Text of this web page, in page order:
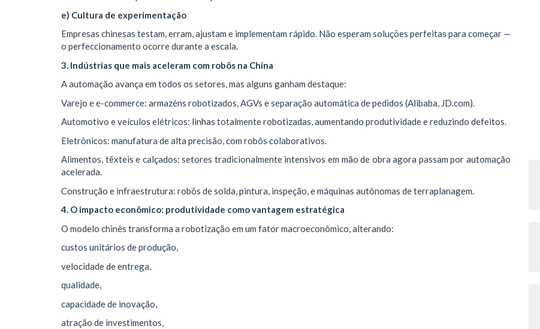
e) Cultura de experimentação
Empresas chinesas testam, erram, ajustam e implementam rápido. Não esperam soluções perfeitas para começar —
o perfeccionamento ocorre durante a escala.
3. Indústrias que mais aceleram com robôs na China
A automação avança em todos os setores, mas alguns ganham destaque:
Varejo e e-commerce: armazéns robotizados, AGVs e separação automática de pedidos (Alibaba, JD.com).
Automotivo e veículos elétricos: linhas totalmente robotizadas, aumentando produtividade e reduzindo defeitos.
Eletrônicos: manufatura de alta precisão, com robôs colaborativos.
Alimentos, têxteis e calçados: setores tradicionalmente intensivos em mão de obra agora passam por automação
acelerada.
Construção e infraestrutura: robôs de solda, pintura, inspeção, e máquinas autônomas de terraplanagem.
4. O impacto econômico: produtividade como vantagem estratégica
O modelo chinês transforma a robotização em um fator macroeconômico, alterando:
custos unitários de produção,
velocidade de entrega,
qualidade,
capacidade de inovação,
atração de investimentos,